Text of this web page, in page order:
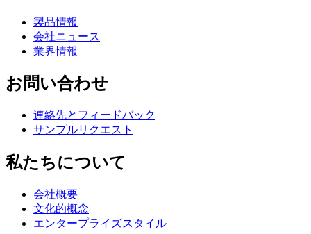
製品情報
会社ニュース
業界情報
お問い合わせ
連絡先とフィードバック
サンプルリクエスト
私たちについて
会社概要
文化的概念
エンタープライズスタイル